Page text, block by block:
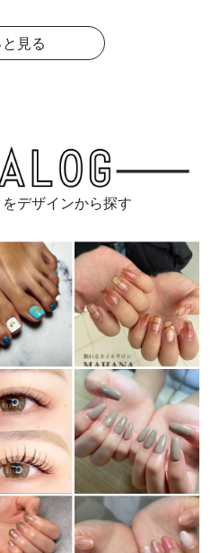
見る
デザインから探す